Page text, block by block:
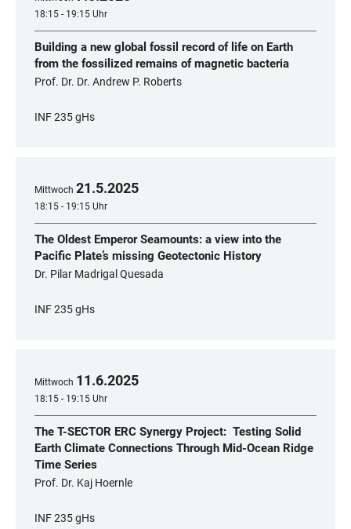
18:15 - 19:15 Uhr
Building a new global fossil record of life on Earth
from the fossilized remains of magnetic bacteria
Prof. Dr. Dr. Andrew P. Roberts
INF 235 gHs
Mittwoch 21.5.2025
18:15 - 19:15 Uhr
The Oldest Emperor Seamounts: a view into the
Pacific Plate’s missing Geotectonic History
Dr. Pilar Madrigal Quesada
INF 235 gHs
Mittwoch 11.6.2025
18:15 - 19:15 Uhr
The T-SECTOR ERC Synergy Project: Testing Solid
Earth Climate Connections Through Mid-Ocean Ridge
Time Series
Prof. Dr. Kaj Hoernle
INF 235 gHs